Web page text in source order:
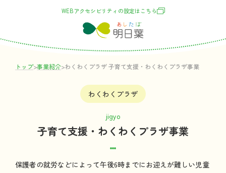
WEBアクセシビリティの設定はこちら
トップ>事業紹介>わくわくプラザ子育て支援 ・わくわくプラザ事業
わくわくプラザ
jigyo
子育て支援 ・わくわくプラザ事業
保護者の就労などによって午後6時までにお迎えが難 しい児童